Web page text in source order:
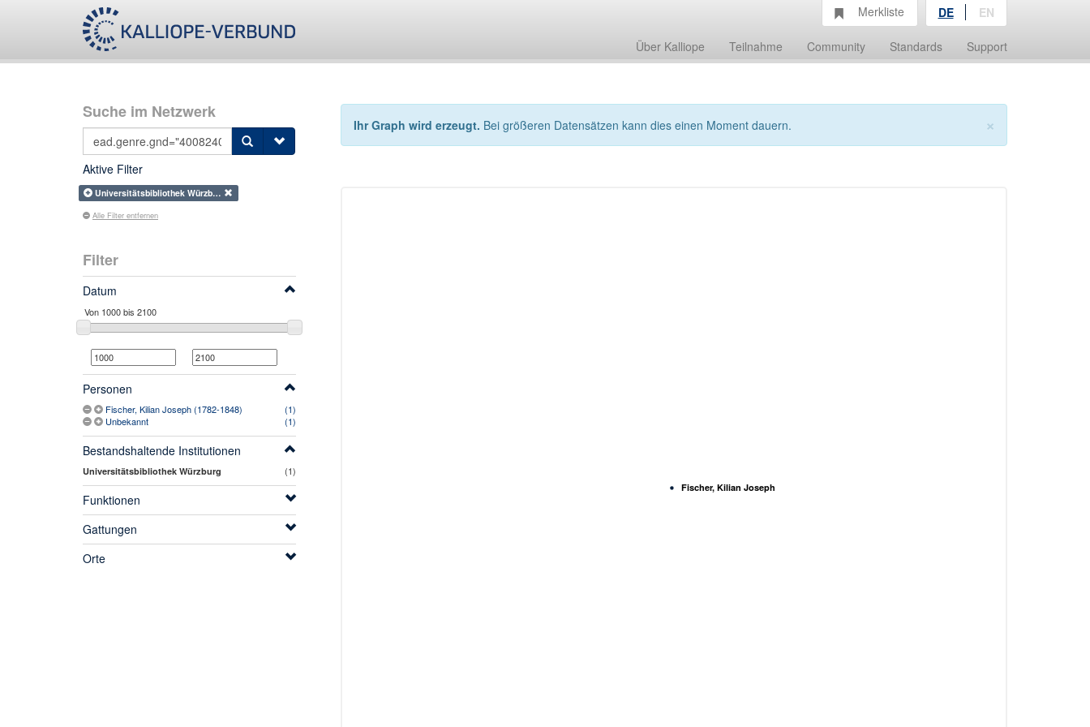
Über Kalliope Teilnahme Community Standards Support
Merkliste DE EN
Suche im Netzwerk
Aktive Filter
Universitätsbibliothek Würzb…
Alle Filter entfernen
Filter
Datum
Personen
Fischer, Kilian Joseph (1782-1848)
(1)
Unbekannt
(1)
Bestandshaltende Institutionen
Universitätsbibliothek Würzburg (1)
Funktionen
Gattungen
Orte
×
Ihr Graph wird erzeugt. Bei größeren Datensätzen kann dies einen Moment dauern.
Fischer, Kilian Joseph